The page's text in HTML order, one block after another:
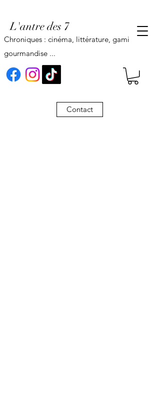
L'antre des 7
Contact
Chroniques : cinéma, littérature, gaming,
gourmandise ...